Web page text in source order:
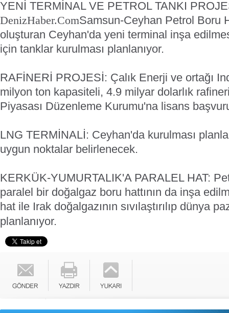
YENİ TERMİNAL VE PETROL TANKI
DenizHaber.ComSamsun-Ceyhan Petrol Boru
oluşturan Ceyhan'da yeni terminal inşa
için tanklar kurulması planlanıyor.
RAFİNERİ PROJESİ: Çalık Enerji ve ortağı
milyon ton kapasiteli, 4.9 milyar dolarlık
Piyasası Düzenleme Kurumu'na lisans
LNG TERMİNALİ: Ceyhan'da kurulması
uygun noktalar belirlenecek.
KERKÜK-YUMURTALIK'A PARALEL HAT:
paralel bir doğalgaz boru hattının da inşa
hat ile Irak doğalgazının sıvılaştırılıp dünya
planlanıyor.